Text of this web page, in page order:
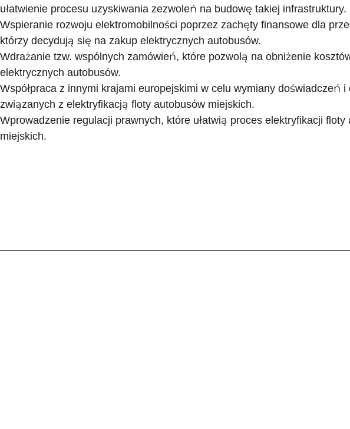
ułatwienie procesu uzyskiwania zezwoleń na budowę takiej infrastruktury.
Wspieranie rozwoju elektromobilności poprzez zachęty finansowe dla
którzy decydują się na zakup elektrycznych autobusów.
Wdrażanie tzw. wspólnych zamówień, które pozwolą na obniżenie
elektrycznych autobusów.
Współpraca z innymi krajami europejskimi w celu wymiany doświadczeń i
związanych z elektryfikacją floty autobusów miejskich.
Wprowadzenie regulacji prawnych, które ułatwią proces elektryfikacji floty
miejskich.